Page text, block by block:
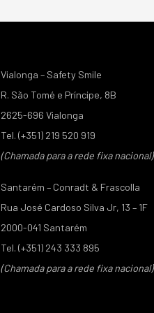
Vialonga – Safety Smile
R. São Tomé e Príncipe, 8B
2625-696 Vialonga
Tel. (+351) 219 520 919
(Chamada para a rede fixa nacional)
Santarém – Conradt & Frascolla
Rua José Cardoso Silva Jr, 13 – 1F
2000-041 Santarém
Tel. (+351) 243 333 895
(Chamada para a rede fixa nacional)